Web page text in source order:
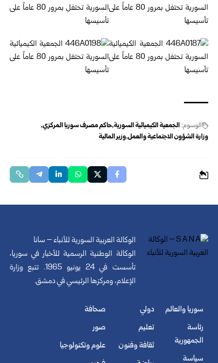
الوسوم: الجمعية الكيميائية السورية حاكم مصرف سوريا المركزي
وزارة الشؤون الاجتماعية والعمل وزير المالية
الوكالة العربية السورية للأنباء – سانا
الوكالة الوطنية الرسمية للأخبار في سوريا،
تأسست في 24 يونيو 1965. تتبع وزارة
الإعلام، ومركزها الرئيسي في دمشق.
سوريا والعالم
رئاسة
الجمهورية
سياسة
دولي
تعليم
ثقافة وفنون
صحافة
صور
علوم وتكنولوجيا